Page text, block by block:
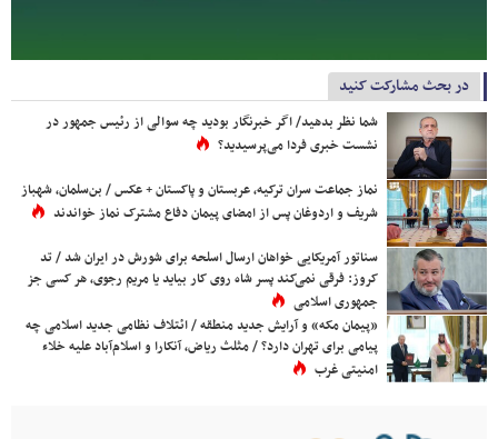
در بحث مشارکت کنید
شما نظر بدهید/ اگر خبرنگار بودید چه سوالی از رئیس جمهور در
نشست خبری فردا می‌پرسیدید؟
نماز جماعت سران ترکیه، عربستان و پاکستان + عکس / بن‌سلمان، شهباز
شریف و اردوغان پس از امضای پیمان دفاع مشترک نماز خواندند
سناتور آمریکایی خواهان ارسال اسلحه برای شورش در ایران شد / تد
کروز: فرقی نمی‌کند پسر شاه روی کار بیاید یا مریم رجوی، هر کسی جز
جمهوری اسلامی
«پیمان مکه» و آرایش جدید منطقه / ائتلاف نظامی جدید اسلامی چه
پیامی برای تهران دارد؟ / مثلث ریاض، آنکارا و اسلام‌آباد علیه خلاء
امنیتی غرب